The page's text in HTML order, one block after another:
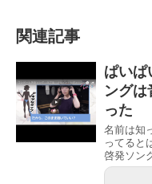
関連記事
ぱいぱ
ングは
った
名前は知
ってると
啓発ソ